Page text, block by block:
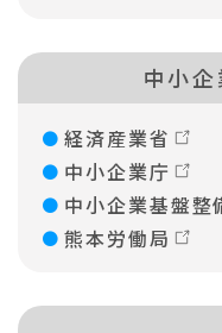
中小
経済産業省
中小企業庁
中小企業基盤整
熊本労働局